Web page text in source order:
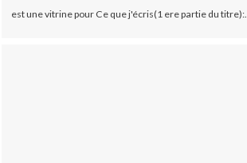
est une vitrine pour Ce que j'écris(1 ere partie du titre):...